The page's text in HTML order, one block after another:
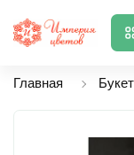
Главная